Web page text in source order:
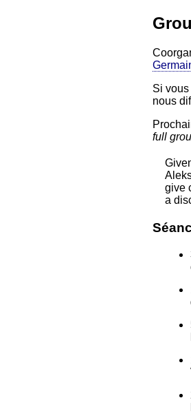
Si
nous
full
give
a